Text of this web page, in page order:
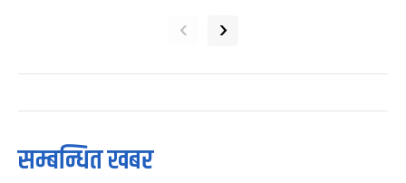
‹ ›
सम्बन्धित खबर